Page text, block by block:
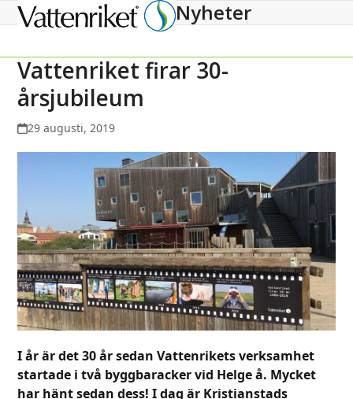
Open
menu
Close
menu
Nyheter
Vattenriket firar 30-
årsjubileum
29 augusti, 2019
I år är det 30 år sedan Vattenrikets verksamhet
startade i två byggbaracker vid Helge å. Mycket
har hänt sedan dess! I dag är Kristianstads